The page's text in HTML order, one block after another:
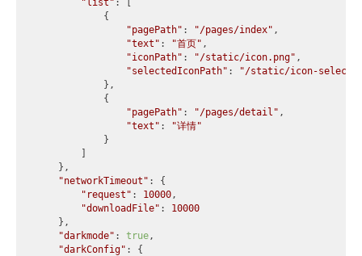
"list" : [
            {
"pagePath" : "/pages/index" ,
"text" : "首页" ,
"iconPath" : "/static/icon.png" ,
"selectedIconPath" :
"/static/icon-
            },
            {
"pagePath" : "/pages/detail" ,
"text" :
"详情"
            }
    },
"networkTimeout" : {
"request" : 10000,
"downloadFile" : 10000
    },
"darkmode" : true,
"darkConfig" : {